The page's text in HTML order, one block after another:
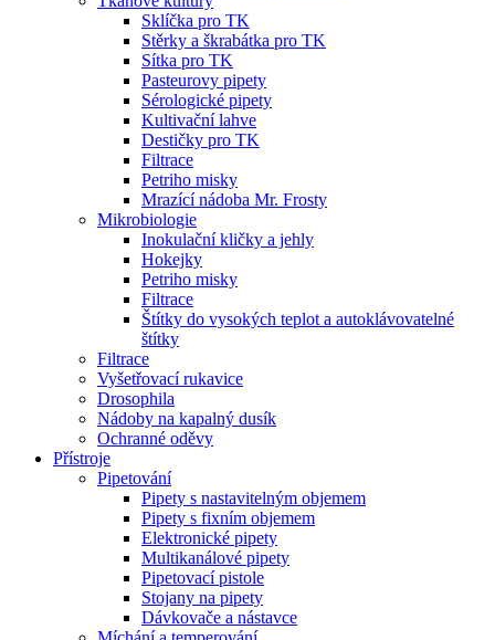
Sklíčka pro TK
Stěrky a škrabátka pro TK
Sítka pro TK
Pasteurovy pipety
Sérologické pipety
Kultivační lahve
Destičky pro TK
Filtrace
Petriho misky
Mrazící nádoba Mr. Frosty
Mikrobiologie
Inokulační kličky a jehly
Hokejky
Petriho misky
Filtrace
Štítky do vysokých teplot a autoklávovatelné
štítky
Filtrace
Vyšetřovací rukavice
Drosophila
Nádoby na kapalný dusík
Ochranné oděvy
Přístroje
Pipetování
Pipety s nastavitelným objemem
Pipety s fixním objemem
Elektronické pipety
Multikanálové pipety
Pipetovací pistole
Stojany na pipety
Dávkovače a nástavce